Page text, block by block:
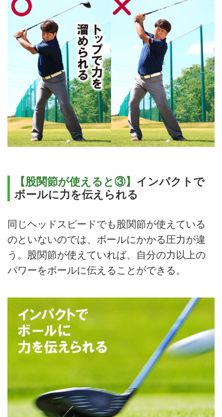
【股関節が使えると③】 インパクトで
ボールに力を伝えられる
同じヘッドスピードでも股関節が使えている
のといないのでは、ボールにかかる圧力が違
う。股関節が使えていれば、自分の力以上の
パワーをボールに伝えることができる。